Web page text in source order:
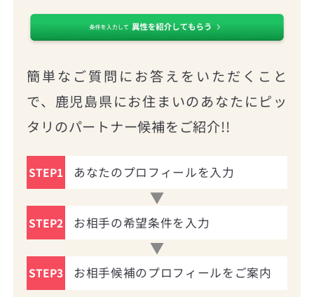
簡単なご質問にお答えをいただくこと
で、鹿児島県にお住まいのあなたにピッ
タリのパートナー候補をご紹介!!
STEP1 あなたのプロフィールを入力
STEP2 お相手の希望条件を入力
STEP3 お相手候補のプロフィールをご案内